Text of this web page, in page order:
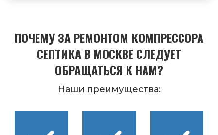
ПОЧЕМУ ЗА РЕМОНТОМ КОМПРЕССОРА
СЕПТИКА В МОСКВЕ СЛЕДУЕТ
ОБРАЩАТЬСЯ К НАМ?
Наши преимущества: